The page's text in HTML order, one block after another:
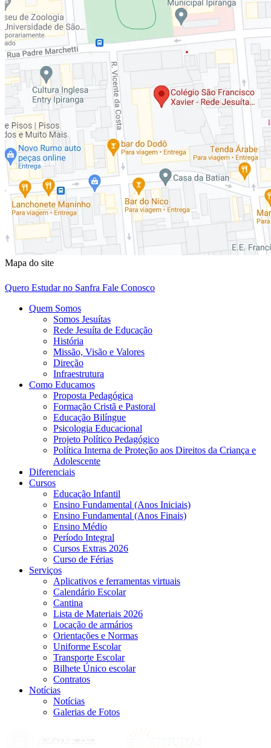
Mapa do site
Quero Estudar no Sanfra Fale Conosco
Quem Somos
Somos Jesuítas
Rede Jesuíta de Educação
História
Missão, Visão e Valores
Direção
Infraestrutura
Como Educamos
Proposta Pedagógica
Formação Cristã e Pastoral
Educação Bilíngue
Psicologia Educacional
Projeto Político Pedagógico
Política Interna de Proteção aos Direitos da Criança e
Adolescente
Diferenciais
Cursos
Educação Infantil
Ensino Fundamental (Anos Iniciais)
Ensino Fundamental (Anos Finais)
Ensino Médio
Período Integral
Cursos Extras 2026
Curso de Férias
Serviços
Aplicativos e ferramentas virtuais
Calendário Escolar
Cantina
Lista de Materiais 2026
Locação de armários
Orientações e Normas
Uniforme Escolar
Transporte Escolar
Bilhete Único escolar
Contratos
Notícias
Notícias
Galerias de Fotos